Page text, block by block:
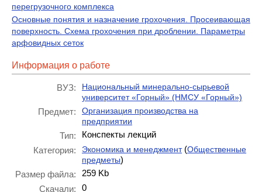
перегрузочного комплекса
Основные понятия и назначение грохочения. Просеивающая
поверхность. Схема грохочения при дроблении. Параметры
арфовидных сеток
Информация о работе
ВУЗ:
Национальный минерально-сырьевой
университет «Горный» (НМСУ «Горный»)
Предмет:
Организация производства на
предприятии
Тип:
Конспекты лекций
Категория:
Экономика и менеджмент(Общественные
предметы)
Размер файла:
259 Kb
Скачали:
0